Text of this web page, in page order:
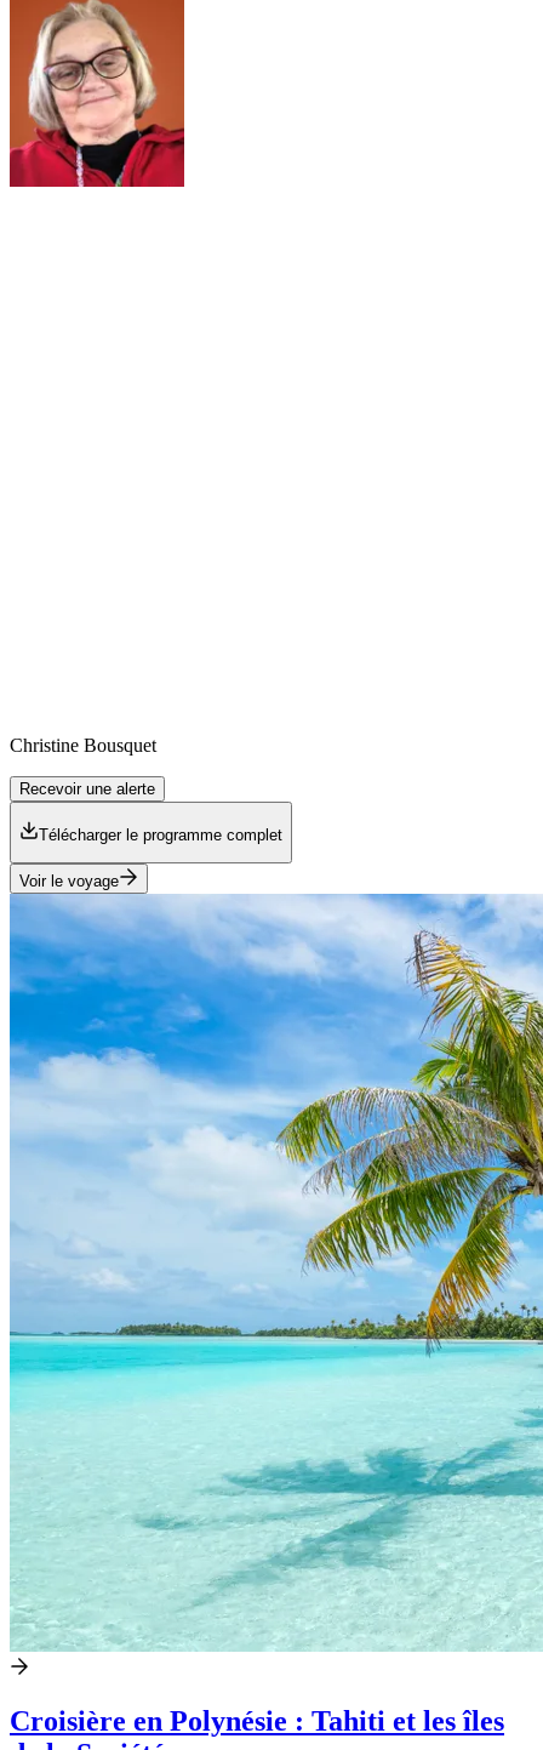
Christine Bousquet
Recevoir une alerte
Télécharger le programme complet
Voir le voyage
Croisière en Polynésie : Tahiti et les îles